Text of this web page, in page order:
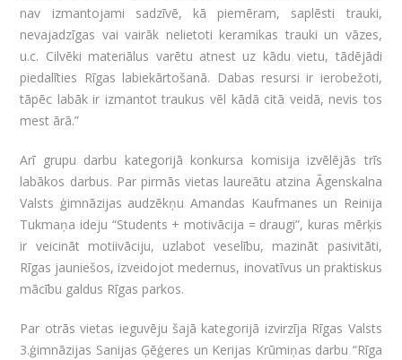
nav izmantojami sadzīvē, kā piemēram, saplēsti trauki,
nevajadzīgas vai vairāk nelietoti keramikas trauki un vāzes,
u.c. Cilvēki materiālus varētu atnest uz kādu vietu, tādējādi
piedalīties Rīgas labiekārtošanā. Dabas resursi ir ierobežoti,
tāpēc labāk ir izmantot traukus vēl kādā citā veidā, nevis tos
mest ārā.”
Arī grupu darbu kategorijā konkursa komisija izvēlējās trīs
labākos darbus. Par pirmās vietas laureātu atzina Āgenskalna
Valsts ģimnāzijas audzēkņu Amandas Kaufmanes un Reinija
Tukmaņa ideju “Students + motivācija = draugi”, kuras mērķis
ir veicināt motiivāciju, uzlabot veselību, mazināt pasivitāti,
Rīgas jauniešos, izveidojot medernus, inovatīvus un praktiskus
mācību galdus Rīgas parkos.
Par otrās vietas ieguvēju šajā kategorijā izvirzīja Rīgas Valsts
3.ģimnāzijas Sanijas Ģēģeres un Kerijas Krūmiņas darbu “Rīga